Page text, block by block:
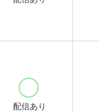
配信あり